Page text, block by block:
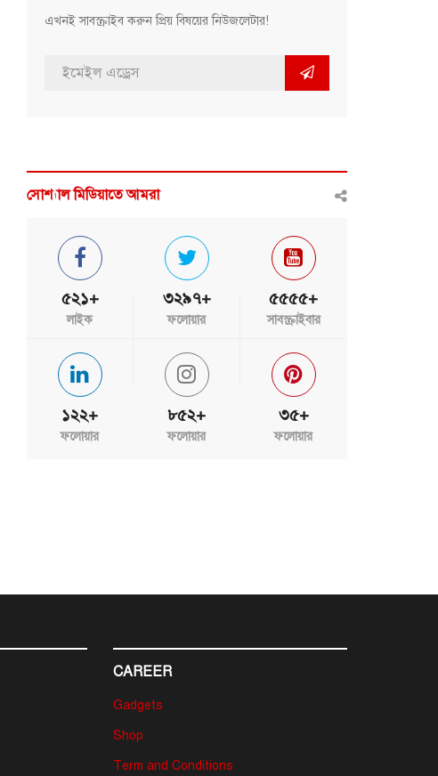
এখনই সাবস্ক্রাইব করুন প্রিয় বিষয়ের নিউজলেটার!
সোশ্যাল মিডিয়াতে আমরা
৫২১+
লাইক
৩২৯৭+
ফলোয়ার
৫৫৫৫+
সাবস্ক্রাইবার
১২২+
ফলোয়ার
৮৫২+
ফলোয়ার
৩৫+
ফলোয়ার
CAREER
Gadgets
Shop
Term and Conditions